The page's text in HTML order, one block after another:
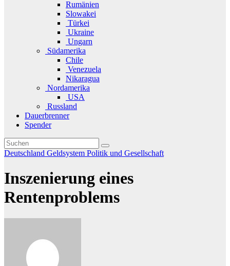
Rumänien
Slowakei
Türkei
Ukraine
Ungarn
Südamerika
Chile
Venezuela
Nikaragua
Nordamerika
USA
Russland
Dauerbrenner
Spender
Deutschland Geldsystem Politik und Gesellschaft
Inszenierung eines
Rentenproblems